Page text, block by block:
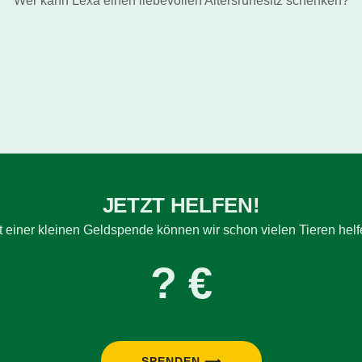
JETZT HELFEN!
einer kleinen Geldspende können wir schon vielen Tieren
? €